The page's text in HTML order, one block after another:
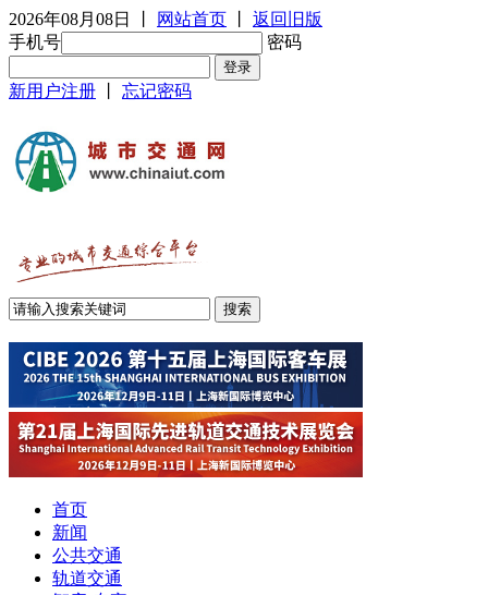
2026年08月08日 网站首页
返回旧版
手机号
密码
新用户注册 忘记密码
首页
新闻
公共交通
轨道交通